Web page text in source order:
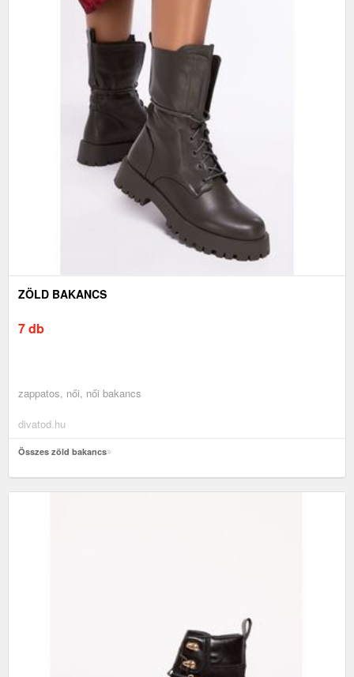
ZÖLD BAKANCS
7 db
zappatos, női, női bakancs
divatod.hu
Összes zöld bakancs